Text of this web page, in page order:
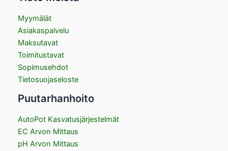
Myymälät
Asiakaspalvelu
Maksutavat
Toimitustavat
Sopimusehdot
Tietosuojaseloste
Puutarhanhoito
AutoPot Kasvatusjärjestelmät
EC Arvon Mittaus
pH Arvon Mittaus